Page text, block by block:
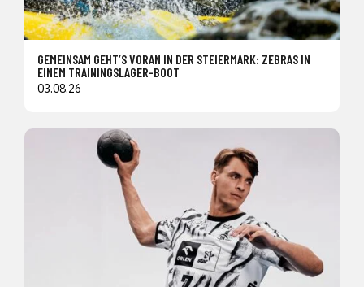
GEMEINSAM GEHT’S VORAN IN DER STEIERMARK: ZEBRAS IN
EINEM TRAININGSLAGER-BOOT
03.08.26